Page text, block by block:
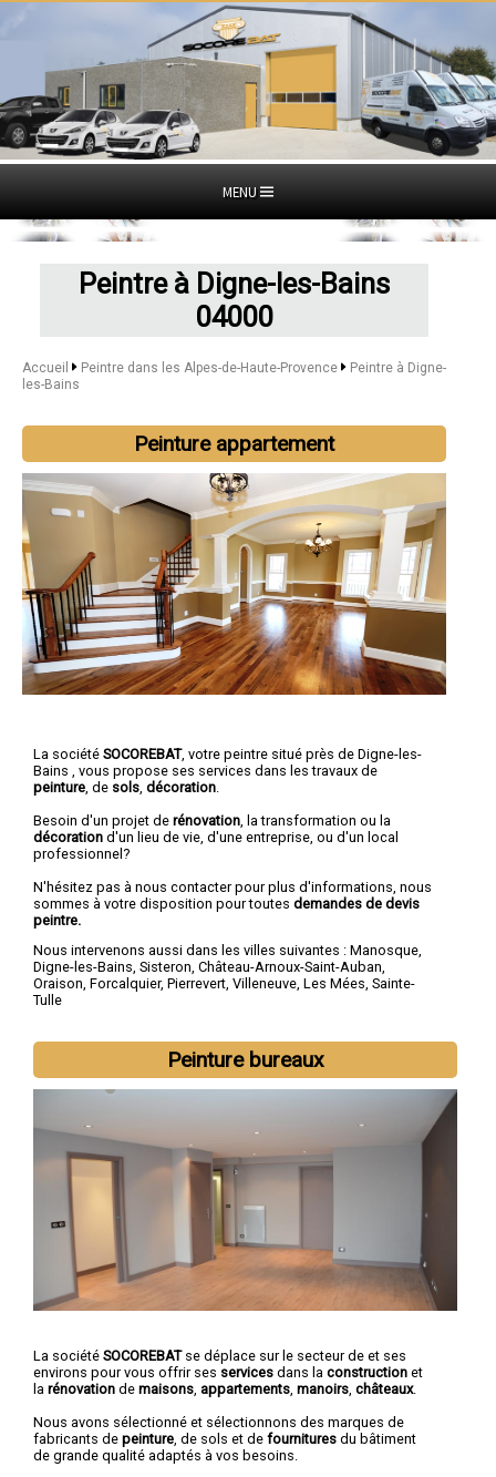
MENU
Peintre à Digne-les-Bains
04000
Accueil Peintre dans les Alpes-de-Haute-Provence
Peintre à Digne-
les-Bains
Peinture appartement
La société SOCOREBAT, votre peintre situé près de Digne-les-
Bains , vous propose ses services dans les travaux de
peinture , de sols décoration
Besoin d'un projet de rénovation , la transformation ou la
décoration d'un lieu de vie, d'une entreprise, ou d'un local
professionnel?
N'hésitez pas à nous contacter pour plus d'informations, nous
sommes à votre disposition pour toutes demandes de devis
peintre.
Nous intervenons aussi dans les villes suivantes : Manosque,
Digne-les-Bains, Sisteron, Château-Arnoux-Saint-Auban,
Oraison, Forcalquier, Pierrevert, Villeneuve, Les Mées, Sainte-
Tulle
Peinture bureaux
La société SOCOREBATse déplace sur le secteur de et ses
environs pour vous offrir ses services dans la construction et
la rénovation de maisons appartements manoirs châteaux.
Nous avons sélectionné et sélectionnons des marques de
fabricants de peinture , de sols et de fournitures du bâtiment
de grande qualité adaptés à vos besoins.